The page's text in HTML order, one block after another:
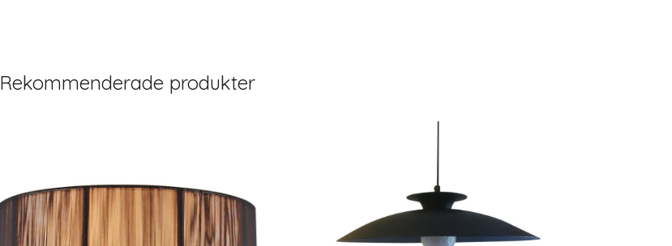
Rekommenderade produkter